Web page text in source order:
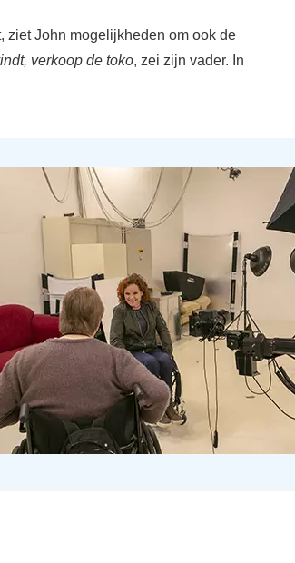
ziet John mogelijkheden om ook de
verkoop de toko, zei zijn vader. In